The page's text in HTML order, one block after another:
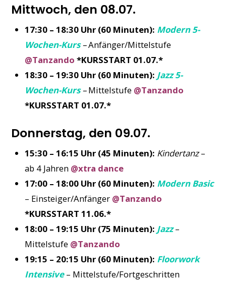
Mittwoch, den 08.07.
17:30 – 18:30 Uhr (60 Minuten): Modern 5-
Wochen-Kurs –Anfänger/Mittelstufe
@Tanzando *KURSSTART 01.07.*
18:30 – 19:30 Uhr (60 Minuten): Jazz 5-
Wochen-Kurs–Mittelstufe @Tanzando
*KURSSTART 01.07.*
Donnerstag, den 09.07.
15:30 – 16:15 Uhr (45 Minuten): Kindertanz–
ab 4 Jahren @xtra dance
17:00 – 18:00 Uhr (60 Minuten): Modern Basic
– Einsteiger/Anfänger @Tanzando
*KURSSTART 11.06.*
18:00 – 19:15 Uhr (75 Minuten): Jazz–
Mittelstufe @Tanzando
19:15 – 20:15 Uhr (60 Minuten): Floorwork
Intensive– Mittelstufe/Fortgeschritten